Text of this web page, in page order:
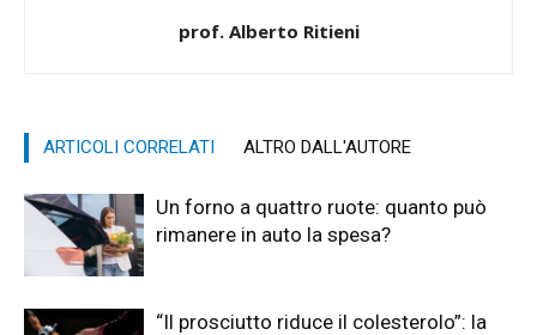
prof. Alberto Ritieni
ARTICOLI CORRELATI ALTRO DALL'AUTORE
Un forno a quattro ruote: quanto può
rimanere in auto la spesa?
“Il prosciutto riduce il colesterolo”: la